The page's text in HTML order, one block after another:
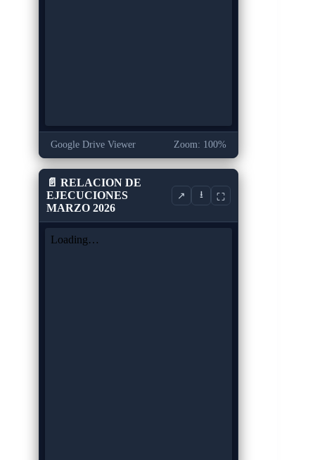
Google Drive Viewer Zoom: 100%
📄 RELACION DE
EJECUCIONES
MARZO 2026
↗ ⭳ ⛶